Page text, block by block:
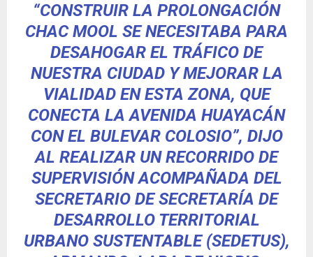
“CONSTRUIR LA PROLONGACIÓN
CHAC MOOL SE NECESITABA PARA
DESAHOGAR EL TRÁFICO DE
NUESTRA CIUDAD Y MEJORAR LA
VIALIDAD EN ESTA ZONA, QUE
CONECTA LA AVENIDA HUAYACÁN
CON EL BULEVAR COLOSIO”, DIJO
AL REALIZAR UN RECORRIDO DE
SUPERVISIÓN ACOMPAÑADA DEL
SECRETARIO DE SECRETARÍA DE
DESARROLLO TERRITORIAL
URBANO SUSTENTABLE (SEDETUS),